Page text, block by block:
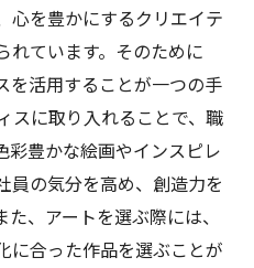
心を豊かにするクリエイテ
れています。そのために
を活用することが一つの手
スに取り入れることで、職
彩豊かな絵画やインスピレ
員の気分を高め、創造力を
、アートを選ぶ際には、
に合った作品を選ぶことが